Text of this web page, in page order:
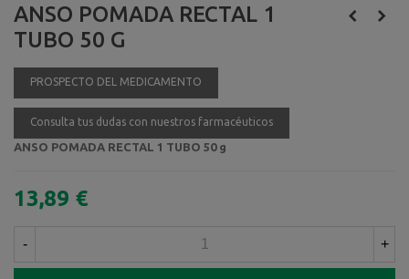
ANSO POMADA RECTAL 1
TUBO 50 G
PROSPECTO DEL MEDICAMENTO
Consulta tus dudas con nuestros farmacéuticos
ANSO POMADA RECTAL 1 TUBO 50 g
13,89 €
- +